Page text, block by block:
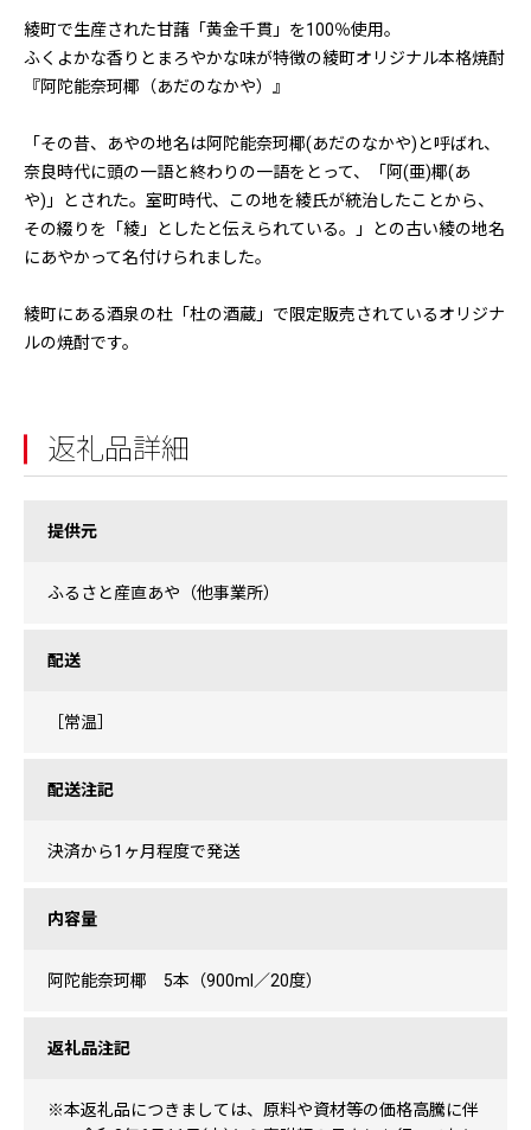
綾町で生産された甘藷「黄金千貫」を100％使用。
ふくよかな香りとまろやかな味が特徴の綾町オリジナル本格焼酎
『阿陀能奈珂椰（あだのなかや）』
「その昔、あやの地名は阿陀能奈珂椰(あだのなかや)と呼ばれ、
奈良時代に頭の一語と終わりの一語をとって、「阿(亜)椰(あ
や)」とされた。室町時代、この地を綾氏が統治したことから、
その綴りを「綾」としたと伝えられている。」との古い綾の地名
にあやかって名付けられました。
綾町にある酒泉の杜「杜の酒蔵」で限定販売されているオリジナ
ルの焼酎です。
返礼品詳細
提供元
ふるさと産直あや（他事業所）
配送
［常温］
配送注記
決済から1ヶ月程度で発送
内容量
阿陀能奈珂椰 5本（900ml／20度）
返礼品注記
※本返礼品につきましては、原料や資材等の価格高騰に伴